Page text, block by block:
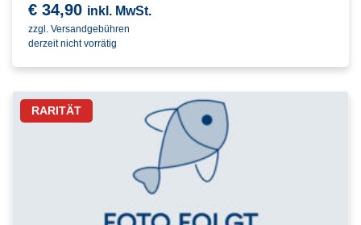
€ 34,90 inkl. MwSt.
zzgl. Versandgebühren
derzeit nicht vorrätig
RARITÄT